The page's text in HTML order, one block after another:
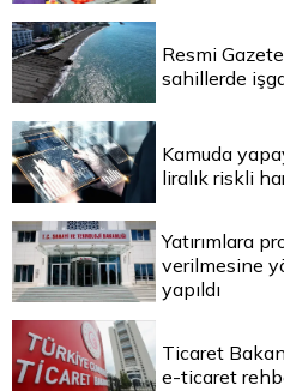
Resmi
sahillerde
Kamuda
liralık riskli
Yatırımlara
verilmesine
yapıldı
Ticaret
e-ticaret